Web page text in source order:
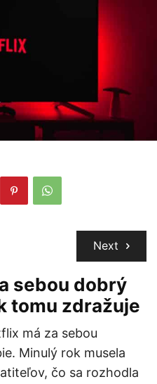
Next
sebou dobrý
tomu zdražuje
má za sebou
Minulý rok musela
čo sa rozhodla